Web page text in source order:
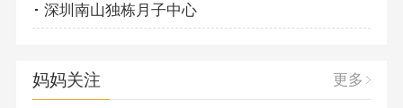
深圳南山独栋月子中心
妈妈关注 更多